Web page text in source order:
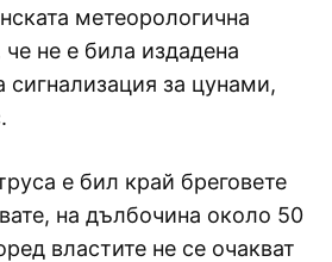
метеорологична
не е била издадена
сигнализация за цунами,
е бил край бреговете
на дълбочина около 50
властите не се очакват